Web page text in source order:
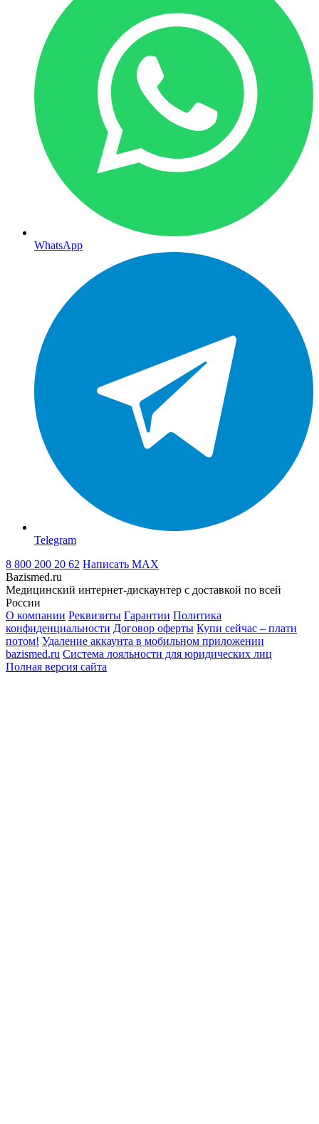
WhatsApp
Telegram
8 800 200 20 62 Написать MAX
Bazismed.ru
Медицинский интернет-дискаунтер с доставкой по всей
России
О компании Реквизиты Гарантии Политика
конфиденциальности Договор оферты Купи сейчас – плати
потом! Удаление аккаунта в мобильном приложении
bazismed.ru Система лояльности для юридических лиц
Полная версия сайта